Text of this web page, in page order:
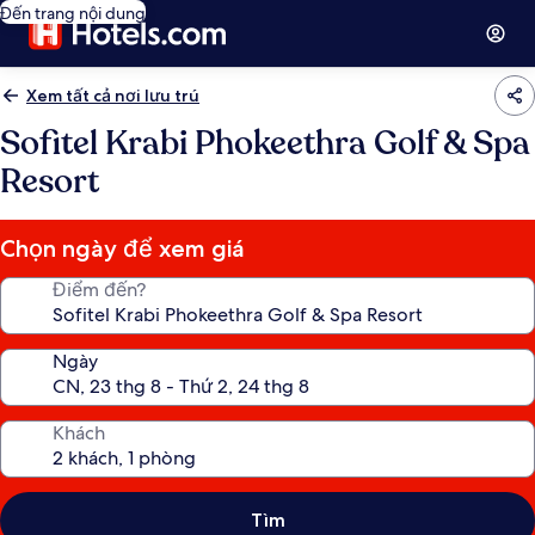
Đến trang nội dung
Xem tất cả nơi lưu trú
Sofitel Krabi Phokeethra Golf & Spa
Resort
Chọn ngày để xem giá
Điểm đến?
Ngày
Khách
Tìm